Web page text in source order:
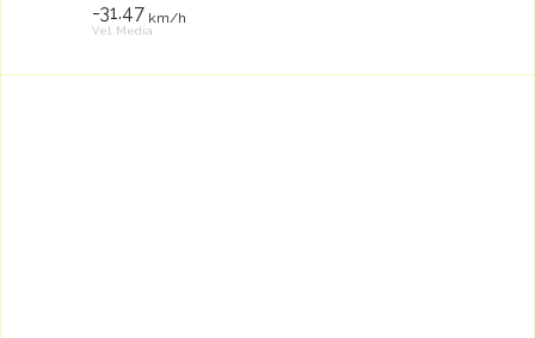
-31.47 km/h
Vel. Media